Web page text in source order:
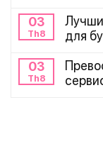
03
Th8
для
03
Th8